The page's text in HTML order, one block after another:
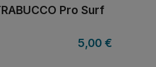
Pro Surf
5,00 €